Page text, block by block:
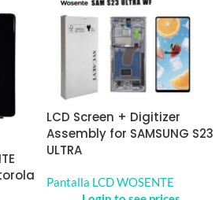
LCD Screen + Digitizer
Assembly for SAMSUNG S23
ULTRA
Pantalla LCD WOSENTE